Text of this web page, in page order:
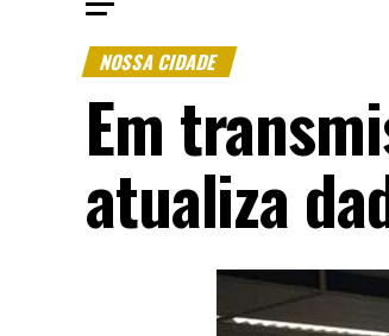
NOSSA CIDADE
Em
atualiza